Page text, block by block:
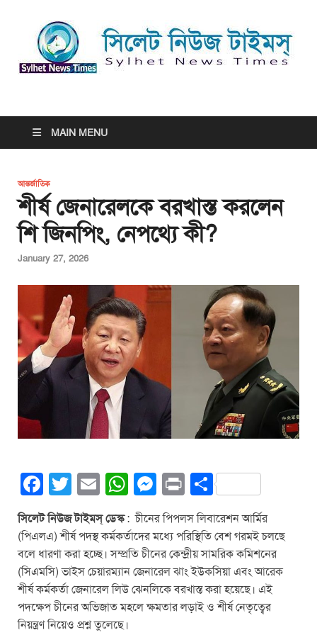
সিলেট নিউজ টাইমস্ | Sylhet
News Times
MAIN MENU
আন্তর্জাতিক
শীর্ষ জেনারেলকে বরখাস্ত করলেন
শি জিনপিং, নেপথ্যে কী?
January 27, 2026
F
a
c
e
b
o
o
T
wi
tt
er
E
ail
W
h
at
s
A
p
p
M
e
ss
e
n
g
er
Pr
in
t
S
h
ar
e
সিলেট নিউজ টাইমস্ ডেস্ক: চীনের পিপলস লিবারেশন আর্মির
(পিএলএ) শীর্ষ পদস্থ কর্মকর্তাদের মধ্যে পরিস্থিতি বেশ গরমই চলছে
বলে ধারণা করা হচ্ছে। সম্প্রতি চীনের কেন্দ্রীয় সামরিক কমিশনের
(সিএমসি) ভাইস চেয়ারম্যান জেনারেল ঝাং ইউকসিয়া এবং আরেক
শীর্ষ কর্মকর্তা জেনারেল লিউ ঝেনলিকে বরখাস্ত করা হয়েছে। এই
পদক্ষেপ চীনের অভিজাত মহলে ক্ষমতার লড়াই ও শীর্ষ নেতৃত্বের
নিয়ন্ত্রণ নিয়েও প্রশ্ন তুলেছে।